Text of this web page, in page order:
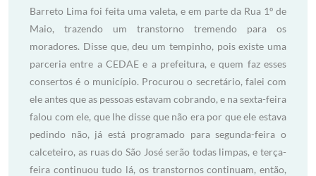
Barreto Lima foi feita uma valeta, e em parte da Rua 1º de
Maio, trazendo um transtorno tremendo para os
moradores. Disse que, deu um tempinho, pois existe uma
parceria entre a CEDAE e a prefeitura, e quem faz esses
consertos é o município. Procurou o secretário, falei com
ele antes que as pessoas estavam cobrando, e na sexta-feira
falou com ele, que lhe disse que não era por que ele estava
pedindo não, já está programado para segunda-feira o
calceteiro, as ruas do São José serão todas limpas, e terça-
feira continuou tudo lá, os transtornos continuam, então,